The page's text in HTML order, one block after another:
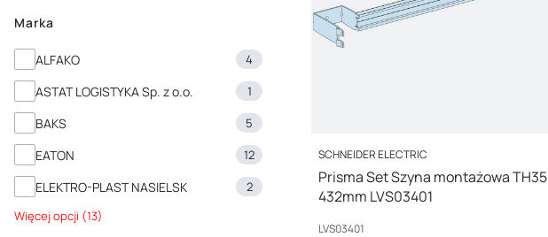
Marka
Marka
ALFAKO 4
ASTAT LOGISTYKA Sp. z o.o. 1
BAKS 5
EATON 12
ELEKTRO-PLAST NASIELSK
2
Więcej opcji (13)
PRODUCENT
SCHNEIDER ELECTRIC
Prisma Set Szyna montażowa TH35
432mm LVS03401
Kod producenta
LVS03401